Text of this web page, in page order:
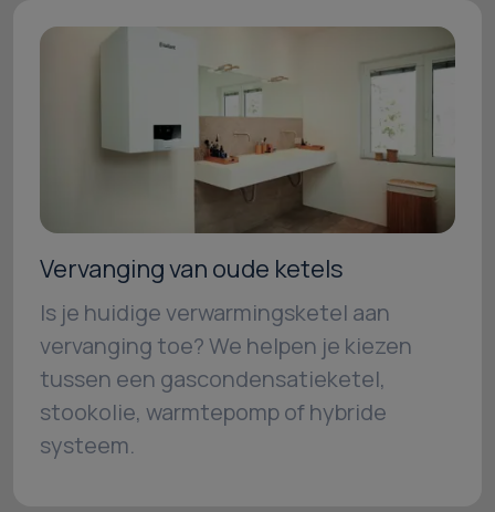
Vervanging van oude ketels
Is je huidige verwarmingsketel aan
vervanging toe? We helpen je kiezen
tussen een gascondensatieketel,
stookolie, warmtepomp of hybride
systeem.